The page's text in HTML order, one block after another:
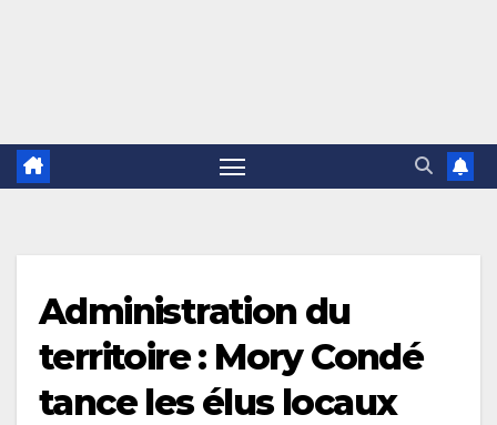
Administration du
territoire : Mory Condé
tance les élus locaux